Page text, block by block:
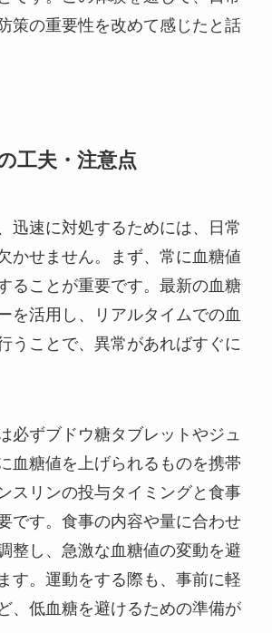
策の重要性を改めて感じたと話
工夫・注意点
迅速に対処するためには、日常
かせません。まず、常に血糖値
ることが重要です。最新の血糖
を活用し、リアルタイムでの血
うことで、異常があればすぐに
必ずブドウ糖タブレットやジュ
血糖値を上げられるものを携帯
スリンの投与タイミングと食事
です。食事の内容や量に合わせ
整し、急激な血糖値の変動を避
す。運動をする際も、事前に軽
、低血糖を避けるための準備が